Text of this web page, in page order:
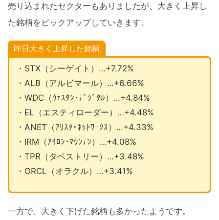
売り込まれたセクターもありましたが、大きく上昇し
た銘柄をピックアップしていきます。
昨日大きく上昇した銘柄
・STX（シーゲイト）…+7.72%
・ALB（アルビマール）…+6.66%
・WDC（ｳｪｽﾀﾝ･ﾃﾞｼﾞﾀﾙ）…+4.84%
・EL（エスティローダー）…+4.48%
・ANET（ｱﾘｽﾀ･ﾈｯﾄﾜｰｸｽ）…+4.33%
・IRM（ｱｲﾛﾝ･ﾏｳﾝﾃﾝ）…+4.08%
・TPR（タペストリー）…+3.48%
・ORCL（オラクル）…+3.41%
一方で、大きく下げた銘柄も多かったようです。